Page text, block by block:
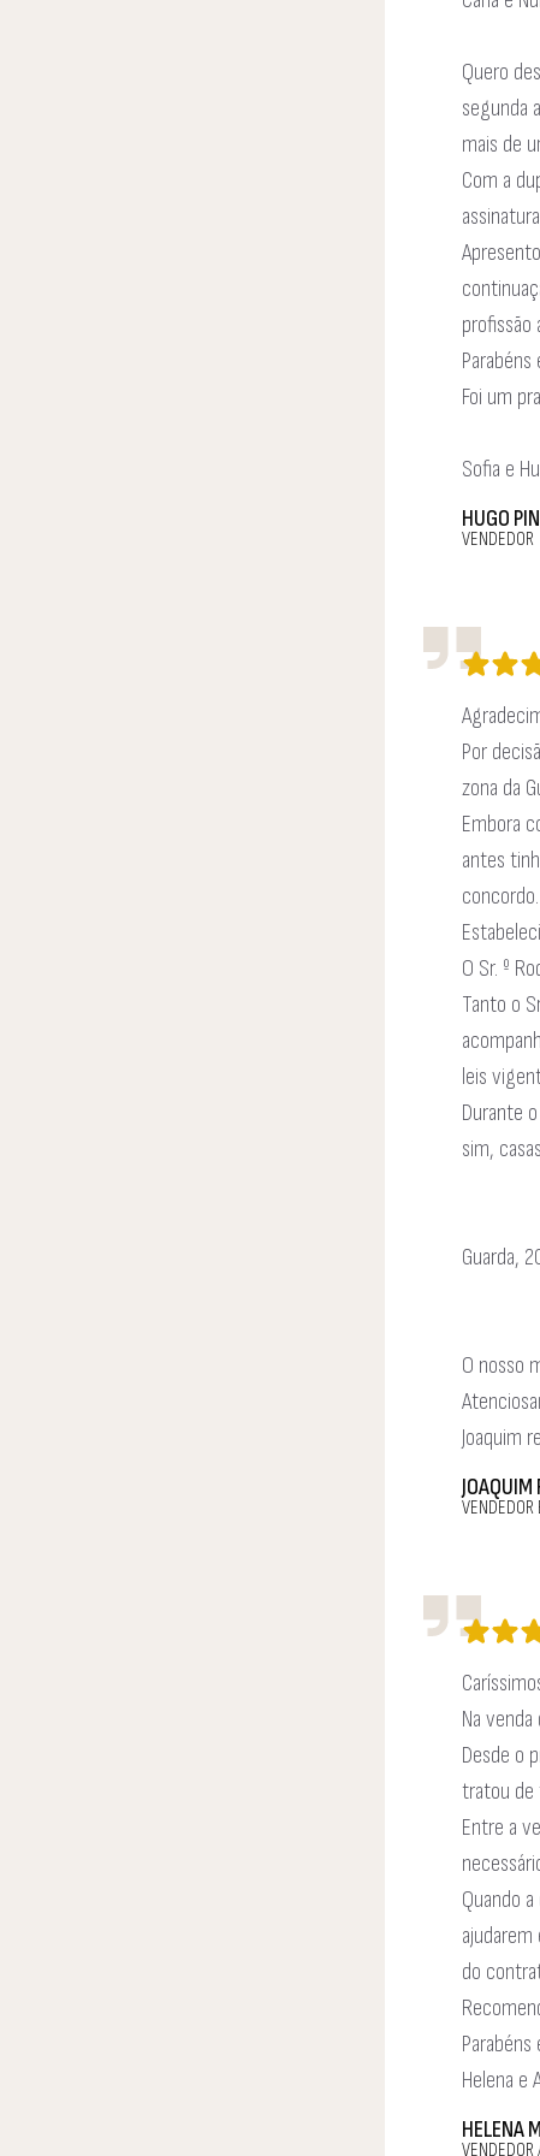
Quero
segunda
mais de
Com a
profissão
Parabéns
Foi um
Sofia e
HUGO
VENDEDOR
Por
zona da
Embora
antes
concordo.
O Sr. º
Tanto o
leis
Durante
sim,
Guarda,
O nosso
Joaquim
JOAQUIM
VENDEDOR
Na
Desde o
tratou de
Entre a
Quando
do
Helena e
HELENA
VENDEDOR